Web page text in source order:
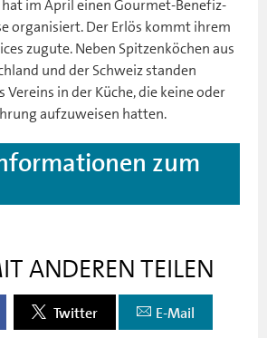
im April einen Gourmet-Benefiz-
organisiert. Der Erlös kommt ihrem
zugute. Neben Spitzenköchen aus
und der Schweiz standen
Vereins in der Küche, die keine oder
aufzuweisen hatten.
zum
ANDEREN TEILEN
Twitter E-Mail